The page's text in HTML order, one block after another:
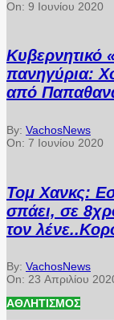
On: 9 Ιουνίου 2020
Κυβερνητικό
πανηγύρια:
από
By: VachosNews
On: 7 Ιουνίου 2020
Τομ Χανκς:
σπάει, σε
τον
By: VachosNews
On: 23 Απριλίου
ΑΘΛΗΤΙΣΜΌΣ